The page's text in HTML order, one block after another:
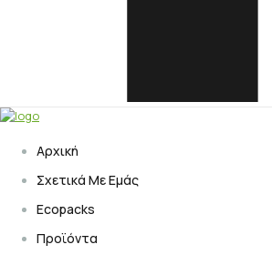
Αρχική
Σχετικά Με Εμάς
Ecopacks
Προϊόντα